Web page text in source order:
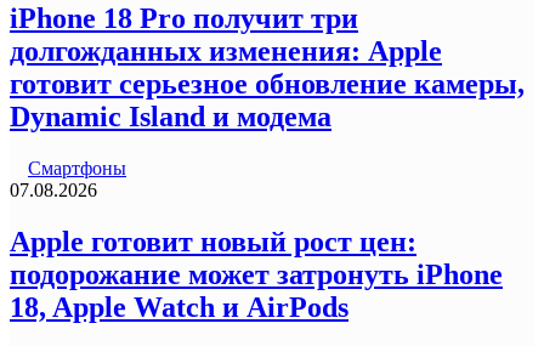
iPhone 18 Pro получит три
долгожданных изменения: Apple
готовит серьезное обновление камеры,
Dynamic Island и модема
Смартфоны
07.08.2026
Apple готовит новый рост цен:
подорожание может затронуть iPhone
18, Apple Watch и AirPods